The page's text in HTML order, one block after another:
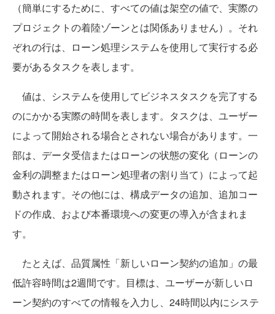
（簡単にするために、すべての値は架空の値で、実際の
プロジェクトの着陸ゾーンとは関係ありません）。それ
ぞれの行は、ローン処理システムを使用して実行する必
要があるタスクを表します。
値は、システムを使用してビジネスタスクを完了する
のにかかる実際の時間を表します。タスクは、ユーザー
によって開始される場合とされない場合があります。一
部は、データ受信またはローンの状態の変化（ローンの
金利の調整またはローン処理者の割り当て）によって起
動されます。その他には、構成データの追加、追加コー
ドの作成、および本番環境への変更の導入が含まれま
す。
たとえば、品質属性「新しいローン契約の追加」の最
低許容時間は2週間です。目標は、ユーザーが新しいロ
ーン契約のすべての情報を入力し、24時間以内にシステ